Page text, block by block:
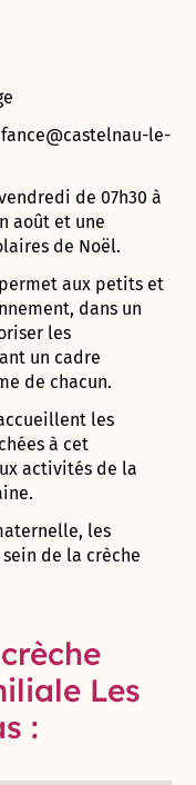
le-
de 07h30 à
août et une
de Noël.
aux petits et
dans un
les
un cadre
de chacun.
les
à cet
activités de la
les
de la crèche
Les
: